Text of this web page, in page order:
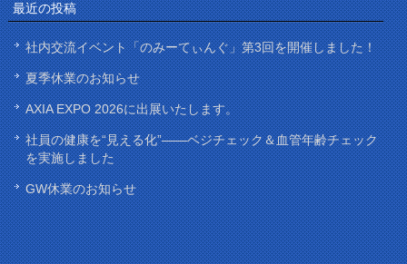
最近の投稿
社内交流イベント「のみーてぃんぐ」第3回を開催しました！
夏季休業のお知らせ
AXIA EXPO 2026に出展いたします。
社員の健康を“見える化”——ベジチェック＆血管年齢チェック
を実施しました
GW休業のお知らせ